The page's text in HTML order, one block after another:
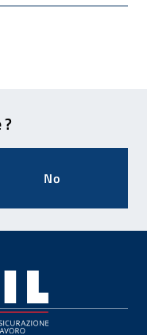
esterno - Apertura in
in nuova finestra
di posta
scelta meno
No